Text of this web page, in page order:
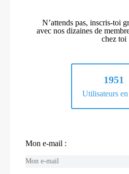
N’attends pas, inscris-toi
avec nos dizaines de
chez toi
1951
Utilisateurs
Mon e-mail :